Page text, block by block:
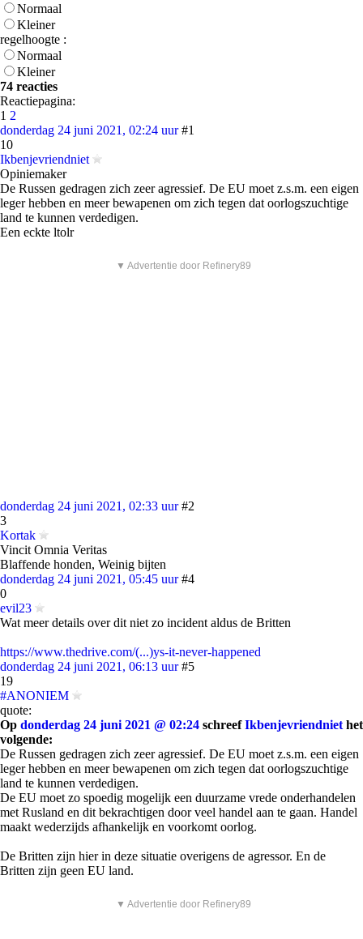
Normaal
Kleiner
regelhoogte :
Normaal
Kleiner
74 reacties
Reactiepagina:
1 2
donderdag 24 juni 2021, 02:24 uur #1
10
Ikbenjevriendniet
Opiniemaker
De Russen gedragen zich zeer agressief. De EU moet z.s.m. een eigen
leger hebben en meer bewapenen om zich tegen dat oorlogszuchtige
land te kunnen verdedigen.
Een eckte ltolr
▼ Advertentie door Refinery89
donderdag 24 juni 2021, 02:33 uur #2
3
Kortak
Vincit Omnia Veritas
Blaffende honden, Weinig bijten
donderdag 24 juni 2021, 05:45 uur #4
0
evil23
Wat meer details over dit niet zo incident aldus de Britten
https://www.thedrive.com/(...)ys-it-never-happened
donderdag 24 juni 2021, 06:13 uur #5
19
#ANONIEM
quote:
Op donderdag 24 juni 2021 @ 02:24 schreefIkbenjevriendniet het
volgende:
De Russen gedragen zich zeer agressief. De EU moet z.s.m. een eigen
leger hebben en meer bewapenen om zich tegen dat oorlogszuchtige
land te kunnen verdedigen.
De EU moet zo spoedig mogelijk een duurzame vrede onderhandelen
met Rusland en dit bekrachtigen door veel handel aan te gaan. Handel
maakt wederzijds afhankelijk en voorkomt oorlog.
De Britten zijn hier in deze situatie overigens de agressor. En de
Britten zijn geen EU land.
▼ Advertentie door Refinery89